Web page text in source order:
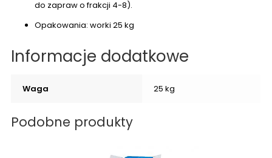
do zapraw o frakcji 4-8).
Opakowania: worki 25 kg
Informacje dodatkowe
Waga 25 kg
Podobne produkty